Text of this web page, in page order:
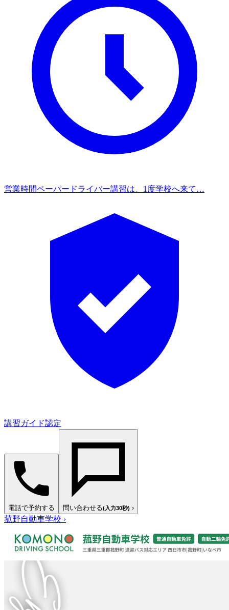
営業時間ペーパードライバー講習は、1度学校へ来て…
講習ガイド認定
電話で予約する 問い合わせる(入力30秒) ›
菰野自動車学校 ›